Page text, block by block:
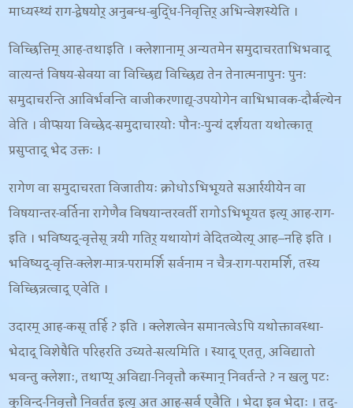
माध्यस्थ्यं राग-द्वेषयोर् अनुबन्ध-बुद्धि-निवृत्तिर् अभिन्वेशस्येति ।
विच्छित्तिम् आह-तथाइति । क्लेशानाम् अन्यतमेन समुदाचरताभिभवाद्
वात्यन्तं विषय-सेवया वा विच्छिद्य विच्छिद्य तेन तेनात्मनापुनः पुनः
समुदाचरन्ति आविर्भवन्ति वाजीकरणाद्य्-उपयोगेन वाभिभावक-दौर्बल्येन
वेति । वीप्सया विच्छेद-समुदाचारयोः पौनः-पुन्यं दर्शयता यथोत्कात्
प्रसुप्ताद् भेद उक्तः ।
रागेण वा समुदाचरता विजातीयः क्रोधोऽभिभूयते सआर्रयीयेन वा
विषयान्तर-वर्तिना रागेणैव विषयान्तरवर्ती रागोऽभिभूयत इत्य् आह-राग-
इति । भविष्यद्-वृत्तेस् त्रयी गतिर् यथायोगं वेदितव्येत्य् आह–नहि इति ।
भविष्यद्-वृत्ति-क्लेश-मात्र-परामर्शि सर्वनाम न चैत्र-राग-परामर्शि, तस्य
विच्छिन्नत्वाद् एवेति ।
उदारम् आह-कस् तर्हि? इति । क्लेशत्वेन समानत्वेऽपि यथोक्तावस्था-
भेदाद् विशेषैति परिहरति उच्यते-सत्यमिति । स्याद् एतत्, अविद्यातो
भवन्तु क्लेशाः, तथाप्य् अविद्या-निवृत्तौ कस्मान् निवर्तन्ते ? न खलु पटः